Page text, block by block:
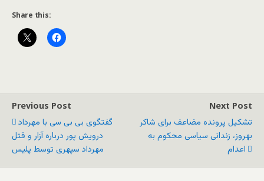
Share this:
Previous Post
گفتگوی بی بی سی با مهرداد
درویش پور درباره آزار و قتل
مهرداد سپهری توسط پلیس
Next Post
تشکیل پرونده مضاعف برای شاکر
بهروز، زندانی سیاسی محکوم به
اعدام